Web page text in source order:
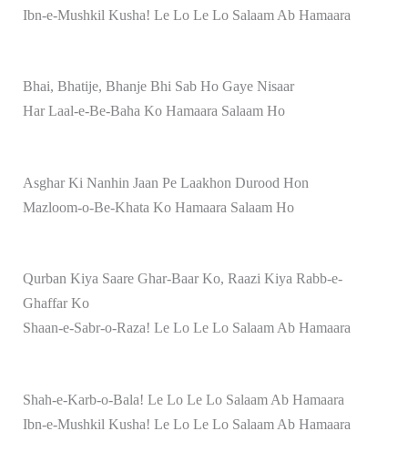
Ibn-e-Mushkil Kusha! Le Lo Le Lo Salaam Ab Hamaara
Bhai, Bhatije, Bhanje Bhi Sab Ho Gaye Nisaar
Har Laal-e-Be-Baha Ko Hamaara Salaam Ho
Asghar Ki Nanhin Jaan Pe Laakhon Durood Hon
Mazloom-o-Be-Khata Ko Hamaara Salaam Ho
Qurban Kiya Saare Ghar-Baar Ko, Raazi Kiya Rabb-e-
Ghaffar Ko
Shaan-e-Sabr-o-Raza! Le Lo Le Lo Salaam Ab Hamaara
Shah-e-Karb-o-Bala! Le Lo Le Lo Salaam Ab Hamaara
Ibn-e-Mushkil Kusha! Le Lo Le Lo Salaam Ab Hamaara